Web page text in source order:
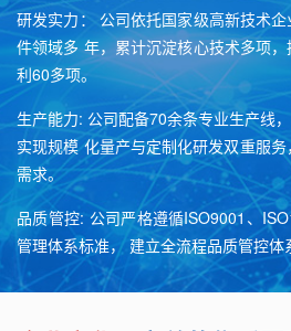
研发实力： 公司依托国家级高新技术
件领域多 年，累计沉淀核心技术多项
利60多项。
生产能力: 公司配备70余条专业生产线
实现规模 化量产与定制化研发双重服
需求。
品质管控: 公司严格遵循ISO9001、
管理体系标准， 建立全流程品质管控体